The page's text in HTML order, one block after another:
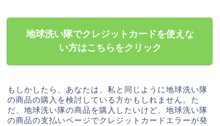
地球洗い隊でクレジットカードを使えな
い方はこちらをクリック
もしかしたら、あなたは、私と同じように地球洗い隊
の商品の購入を検討している方かもしれません。た
だ、地球洗い隊の商品を購入したいけど、地球洗い隊
の商品の支払いページでクレジットカードエラーが発